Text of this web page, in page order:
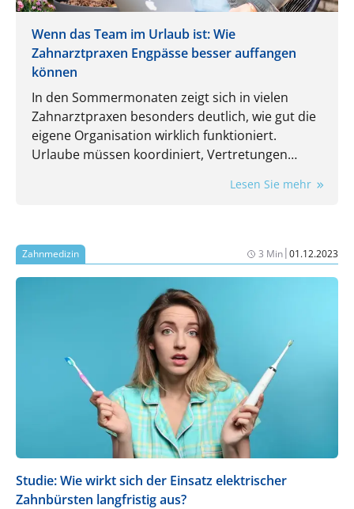
Wenn das Team im Urlaub ist: Wie
Zahnarztpraxen Engpässe besser auffangen
können
In den Sommermonaten zeigt sich in vielen
Zahnarztpraxen besonders deutlich, wie gut die
eigene Organisation wirklich funktioniert.
Urlaube müssen koordiniert, Vertretungen
zuverlässig erledigt werden. Gerade dann wird
Mitarbeitenden abhängt.
Lesen Sie mehr
Zahnmedizin 3 Min|01.12.2023
Studie: Wie wirkt sich der Einsatz elektrischer
Zahnbürsten langfristig aus?